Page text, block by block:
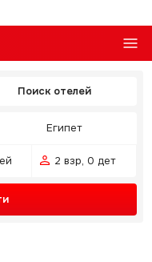
Поиск отелей
Египет
2 взр, 0 дет